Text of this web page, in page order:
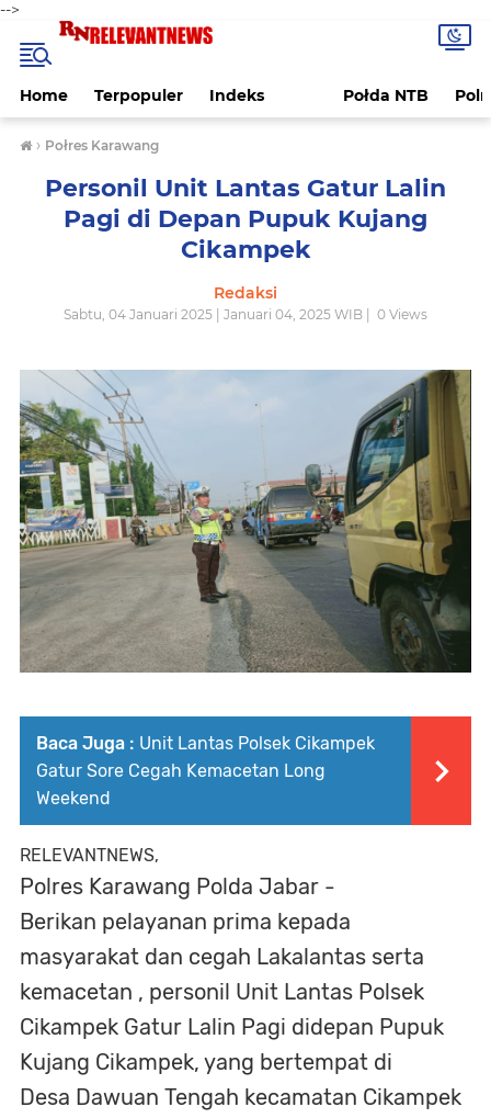
-->
Home Terpopuler Indeks Połda NTB
› Połres Karawang
Personil Unit Lantas Gatur Lalin
Pagi di Depan Pupuk Kujang
Cikampek
Redaksi
Sabtu, 04 Januari 2025 | Januari 04, 2025 WIB | 0 Views
Baca Juga : Unit Lantas Polsek Cikampek
Gatur Sore Cegah Kemacetan Long
Weekend
RELEVANTNEWS,
Polres Karawang Polda Jabar -
Berikan pelayanan prima kepada
masyarakat dan cegah Lakalantas serta
kemacetan , personil Unit Lantas Polsek
Cikampek Gatur Lalin Pagi didepan Pupuk
Kujang Cikampek, yang bertempat di
Desa Dawuan Tengah kecamatan Cikampek